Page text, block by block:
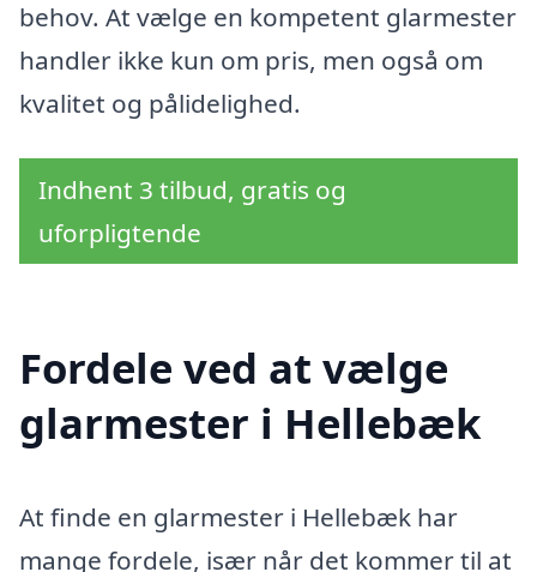
behov. At vælge en kompetent glarmester
handler ikke kun om pris, men også om
kvalitet og pålidelighed.
Indhent 3 tilbud, gratis og
uforpligtende
Fordele ved at vælge
glarmester i Hellebæk
At finde en glarmester i Hellebæk har
mange fordele, især når det kommer til at